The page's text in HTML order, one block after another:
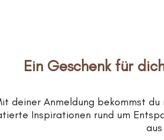
Ein Geschenk für
deiner Anmeldung bekommst
Inspirationen rund um
aus